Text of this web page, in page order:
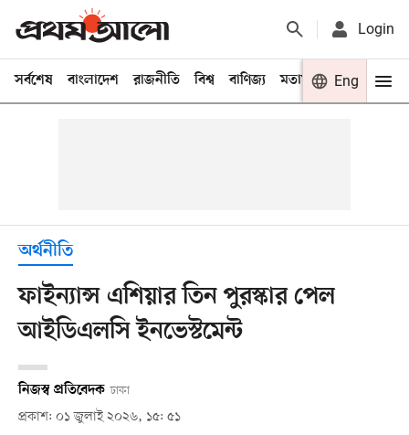
Login
সর্বশেষ বাংলাদেশ রাজনীতি বিশ্ব বাণিজ্য মতামত খেলা
Eng
অর্থনীতি
ফাইন্যান্স এশিয়ার তিন পুরস্কার পেল
আইডিএলসি ইনভেস্টমেন্ট
নিজস্ব প্রতিবেদক ঢাকা
প্রকাশ: ০১ জুলাই ২০২৬, ১৫: ৫১